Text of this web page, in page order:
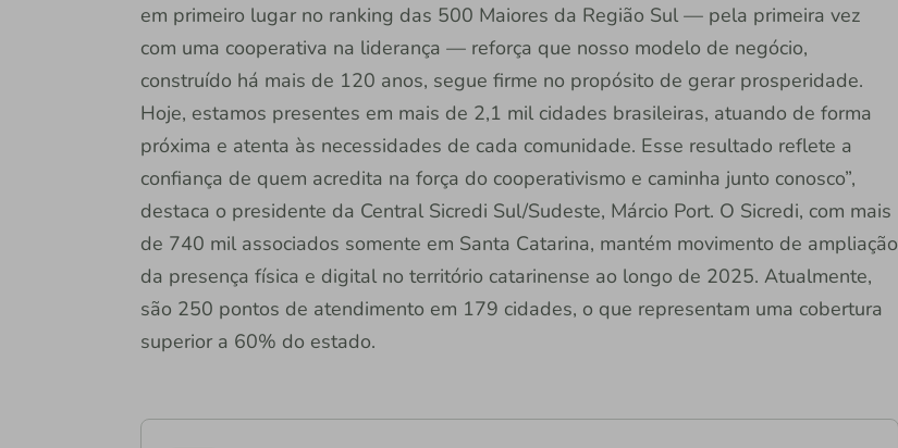
em primeiro lugar no ranking das 500 Maiores da Região Sul — pela primeira vez
com uma cooperativa na liderança — reforça que nosso modelo de negócio,
construído há mais de 120 anos, segue firme no propósito de gerar prosperidade.
Hoje, estamos presentes em mais de 2,1 mil cidades brasileiras, atuando de forma
próxima e atenta às necessidades de cada comunidade. Esse resultado reflete a
confiança de quem acredita na força do cooperativismo e caminha junto conosco”,
destaca o presidente da Central Sicredi Sul/Sudeste, Márcio Port. O Sicredi, com mais
de 740 mil associados somente em Santa Catarina, mantém movimento de ampliação
da presença física e digital no território catarinense ao longo de 2025. Atualmente,
são 250 pontos de atendimento em 179 cidades, o que representam uma cobertura
superior a 60% do estado.